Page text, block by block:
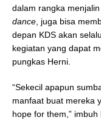
dalam rangka
dance , juga bisa
depan KDS akan
kegiatan yang dapat
pungkas Herni.
“Sekecil apapun
manfaat buat mereka
hope for them,”